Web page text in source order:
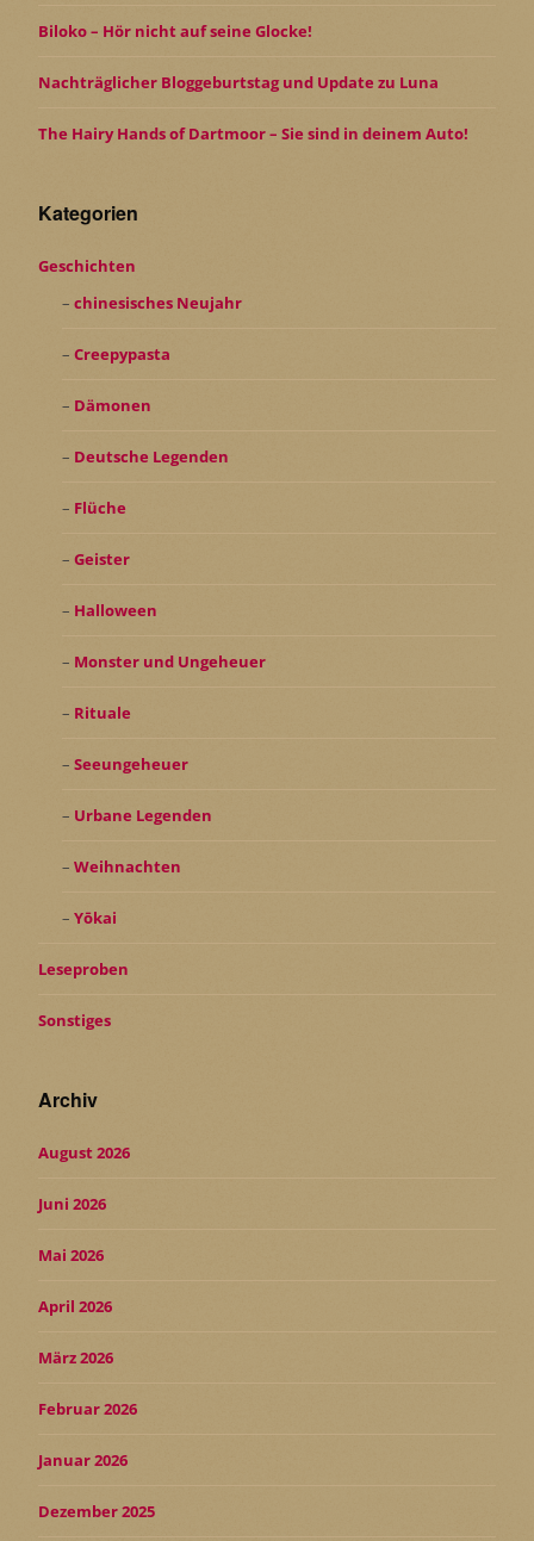
Biloko – Hör nicht auf seine Glocke!
Nachträglicher Bloggeburtstag und Update zu Luna
The Hairy Hands of Dartmoor – Sie sind in deinem Auto!
Kategorien
Geschichten
chinesisches Neujahr
Creepypasta
Dämonen
Deutsche Legenden
Flüche
Geister
Halloween
Monster und Ungeheuer
Rituale
Seeungeheuer
Urbane Legenden
Weihnachten
Yōkai
Leseproben
Sonstiges
Archiv
August 2026
Juni 2026
Mai 2026
April 2026
März 2026
Februar 2026
Januar 2026
Dezember 2025